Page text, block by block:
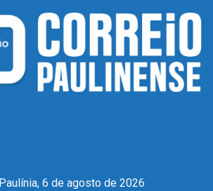
Paulínia, 6 de agosto de 2026